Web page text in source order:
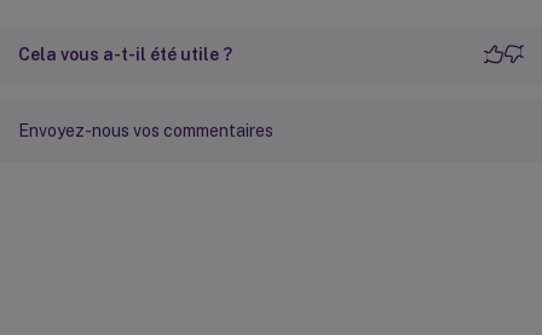
Cela vous a-t-il été utile ?
Envoyez-nous vos commentaires